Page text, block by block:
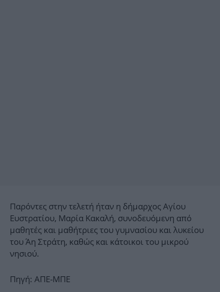
Παρόντες στην τελετή ήταν η δήμαρχος Αγίου
Ευστρατίου, Μαρία Κακαλή, συνοδευόμενη από
μαθητές και μαθήτριες του γυμνασίου και λυκείου
του Άη Στράτη, καθώς και κάτοικοι του μικρού
νησιού.
Πηγή: ΑΠΕ-ΜΠΕ